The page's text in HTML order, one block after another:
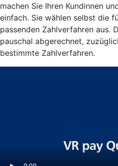
machen Sie Ihren Kundinnen
einfach. Sie wählen selbst die
passenden Zahlverfahren aus.
pauschal abgerechnet,
bestimmte Zahlverfahren.